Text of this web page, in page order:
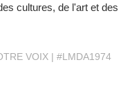
cultures, de l'art et des
VOIX #LMDA1974